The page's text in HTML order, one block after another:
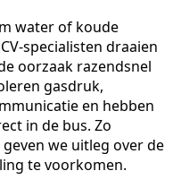
water of koude
specialisten draaien
oorzaak razendsnel
gasdruk,
en hebben
in de bus. Zo
we uitleg over de
te voorkomen.